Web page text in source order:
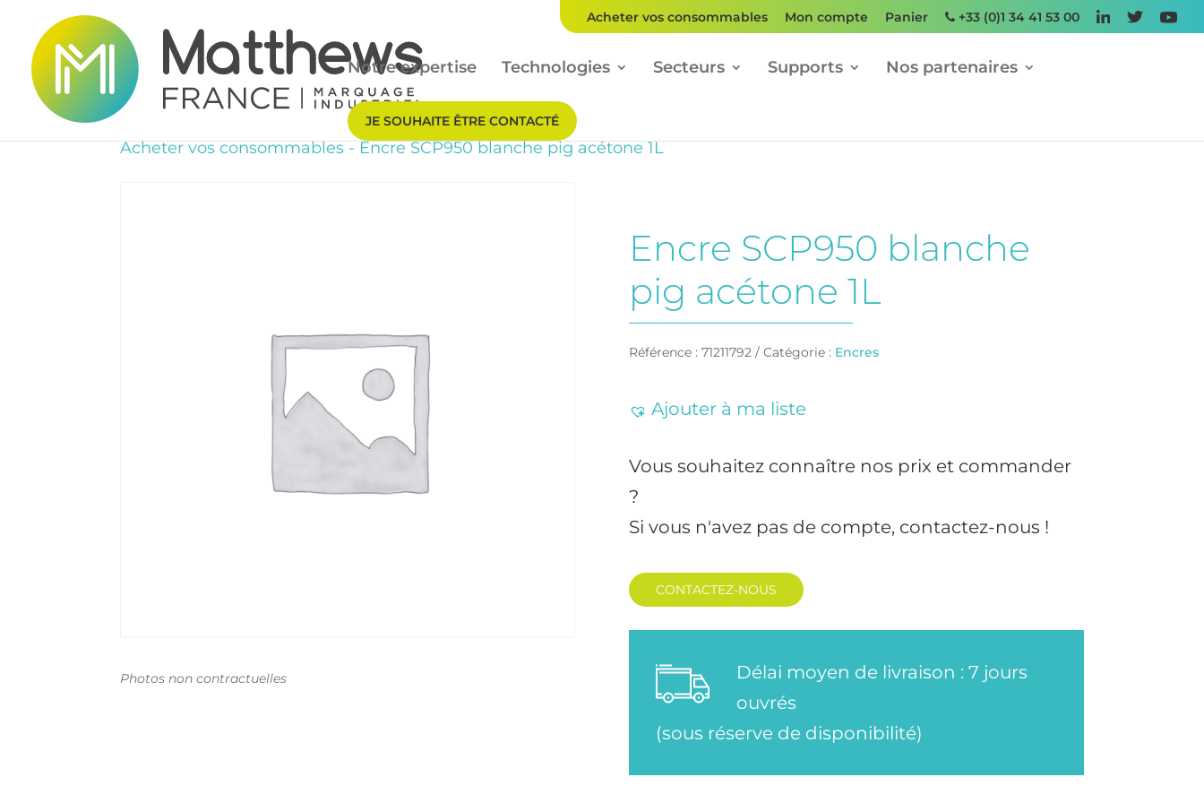
Acheter vos consommables Mon compte Panier +33 (0)1 34 41 53 00
Notre expertise Technologies Secteurs Supports Nos partenaires
JE SOUHAITE ÊTRE CONTACTÉ
Acheter vos consommables-Encre SCP950 blanche pig acétone 1L
Photos non contractuelles
Encre SCP950 blanche
pig acétone 1L
Référence : 71211792 Catégorie : Encres
Ajouter à ma liste
Vous souhaitez connaître nos prix et commander
?
Si vous n'avez pas de compte, contactez-nous !
CONTACTEZ-NOUS
Délai moyen de livraison : 7 jours
ouvrés
(sous réserve de disponibilité)